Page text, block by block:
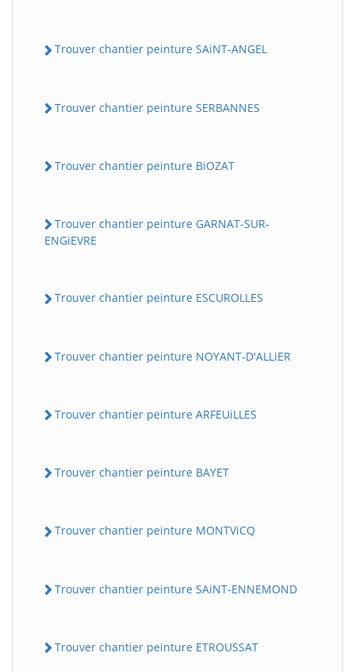
Trouver chantier peinture SAiNT-ANGEL
Trouver chantier peinture SERBANNES
Trouver chantier peinture BiOZAT
Trouver chantier peinture GARNAT-SUR-
ENGiEVRE
Trouver chantier peinture ESCUROLLES
Trouver chantier peinture NOYANT-D'ALLiER
Trouver chantier peinture ARFEUiLLES
Trouver chantier peinture BAYET
Trouver chantier peinture MONTViCQ
Trouver chantier peinture SAiNT-ENNEMOND
Trouver chantier peinture ETROUSSAT